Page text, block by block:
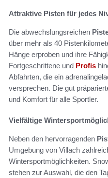
Attraktive Pisten für jedes
Die abwechslungsreichen
über mehr als 40
Hänge erproben und ihre
Fortgeschrittene und Profis
Abfahrten, die ein
versprechen. Die gut
und Komfort für alle Sportler.
Vielfältige
Neben den hervorragenden
Umgebung von Villach
Wintersportmöglichkeiten.
stehen zur Auswahl, die den